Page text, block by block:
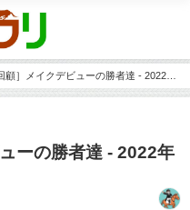
顧］メイクデビューの勝者達 - 2022年
ーの勝者達 - 2022年